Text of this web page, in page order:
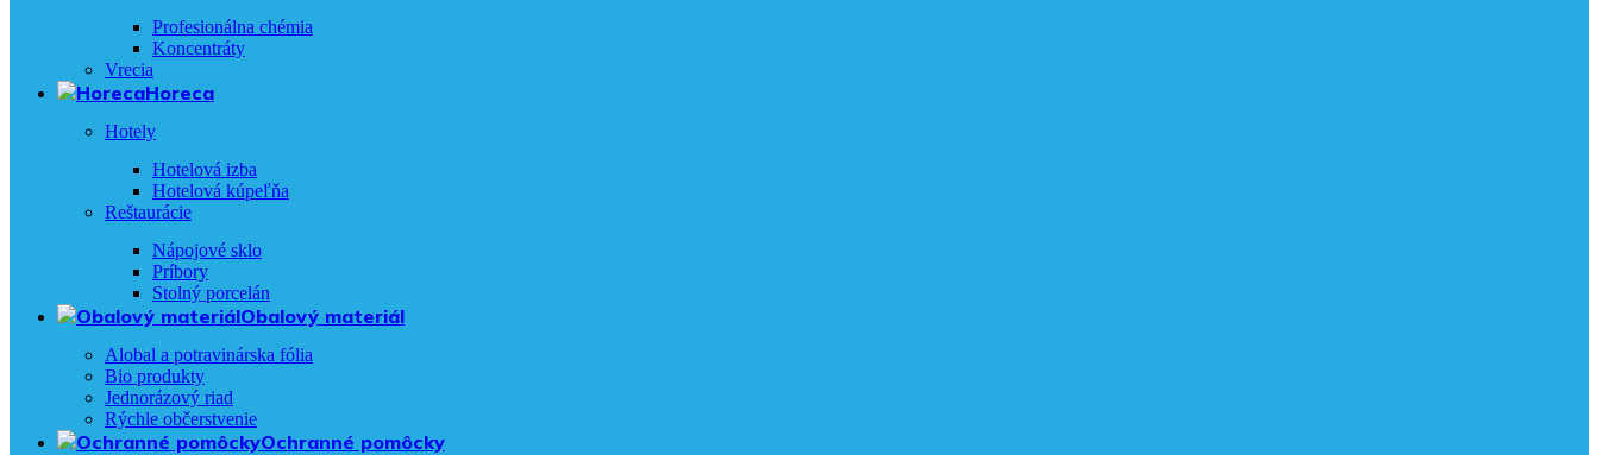
Profesionálna chémia
Koncentráty
Vrecia
Horeca
Hotely
Hotelová izba
Hotelová kúpeľňa
Reštaurácie
Nápojové sklo
Príbory
Stolný porcelán
Obalový materiál
Alobal a potravinárska fólia
Bio produkty
Jednorázový riad
Rýchle občerstvenie
Ochranné pomôcky